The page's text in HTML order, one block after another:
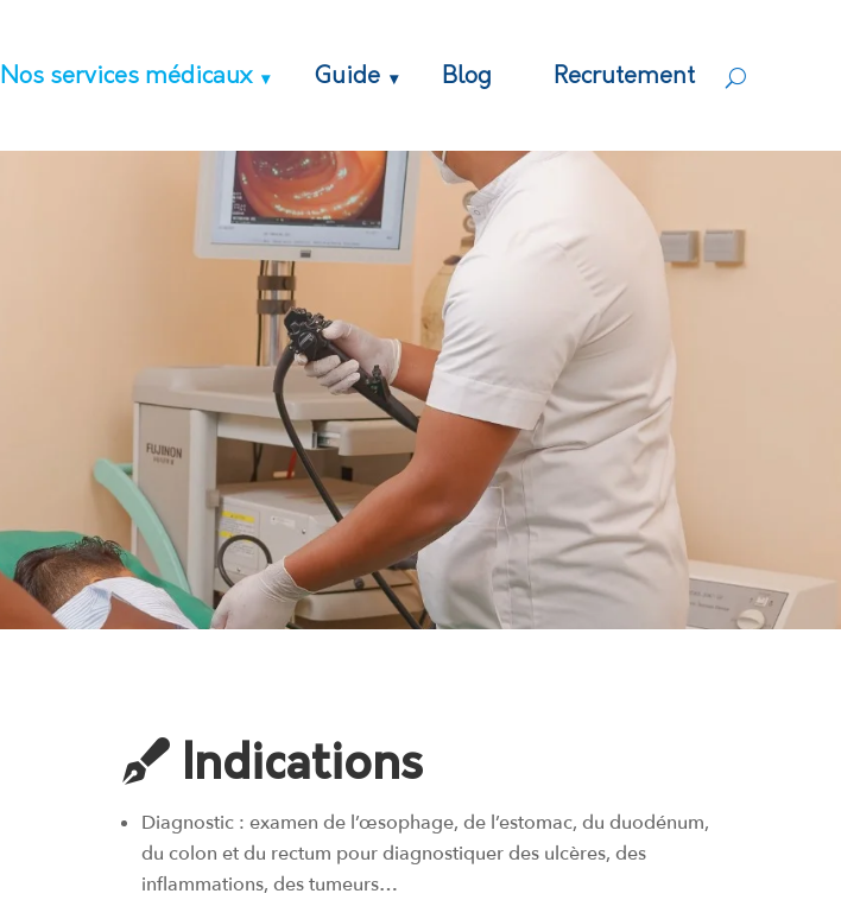
Nos services médicaux Guide Blog Recrutement
Indications
Diagnostic : examen de l’œsophage, de l’estomac, du duodénum,
du colon et du rectum pour diagnostiquer des ulcères, des
inflammations, des tumeurs…